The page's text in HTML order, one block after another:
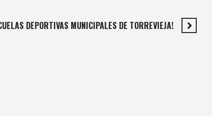
DEPORTIVAS MUNICIPALES DE TORREVIEJA!